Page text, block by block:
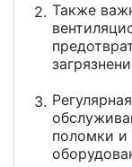
Также
поломки